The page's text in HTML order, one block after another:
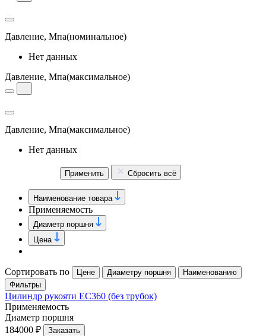
Давление, Мпа(номинальное)
Нет данных
Давление, Мпа(максимальное)
Давление, Мпа(максимальное)
Нет данных
Применить Сбросить всё
Наименование товара
Применяемость
Диаметр поршня
Цена
Сортировать по Цене Диаметру поршня
Наименованию
Фильтры
Цилиндр рукояти EC360 (без трубок)
Применяемость
Диаметр поршня
184000 ₽
Заказать